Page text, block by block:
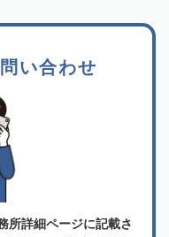
い合わせ
所詳細ページに記載さ